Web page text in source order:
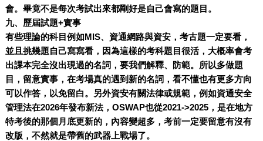
會。畢竟不是每次考試出來都剛好是自己會寫的題目。
九、歷屆試題+實事
有些理論的科目例如MIS、資通網路與資安，考古題一定要看，
並且挑幾題自己寫寫看，因為這樣的考科題目很活，大概率會考
出課本完全沒出現過的名詞，要我們解釋、防範。所以多做題
目，留意實事，在考場真的遇到新的名詞，看不懂也有更多方向
可以作答，以免留白。另外資安有關法律或規範，例如資通安全
管理法在2026年發布新法，OSWAP也從2021->2025，是在地方
特考後的那個月底更新的，內容變超多，考前一定要留意有沒有
改版，不然就是帶舊的武器上戰場了。